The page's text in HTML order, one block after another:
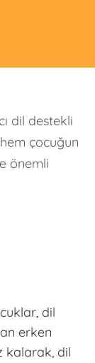
dil destekli
çocuğun
önemli
dil
erken
kalarak, dil